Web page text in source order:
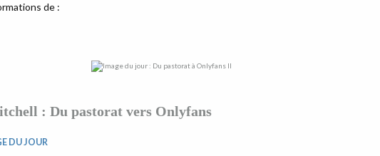
de :
: Du pastorat vers Onlyfans
DU JOUR